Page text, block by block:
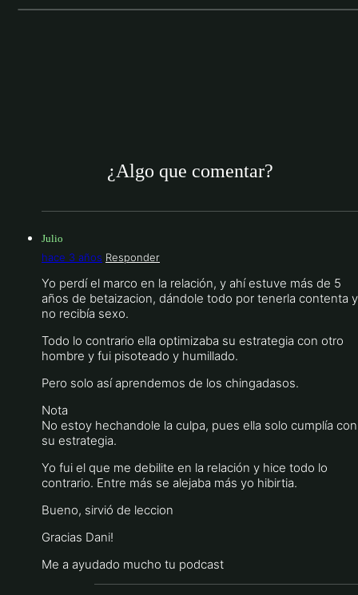
¿Algo que comentar?
Julio
hace 3 años Responder
Yo perdí el marco en la relación, y ahí estuve más de 5
años de betaizacion, dándole todo por tenerla contenta y
no recibía sexo.
Todo lo contrario ella optimizaba su estrategia con otro
hombre y fui pisoteado y humillado.
Pero solo así aprendemos de los chingadasos.
Nota
No estoy hechandole la culpa, pues ella solo cumplía con
su estrategia.
Yo fui el que me debilite en la relación y hice todo lo
contrario. Entre más se alejaba más yo hibirtia.
Bueno, sirvió de leccion
Gracias Dani!
Me a ayudado mucho tu podcast